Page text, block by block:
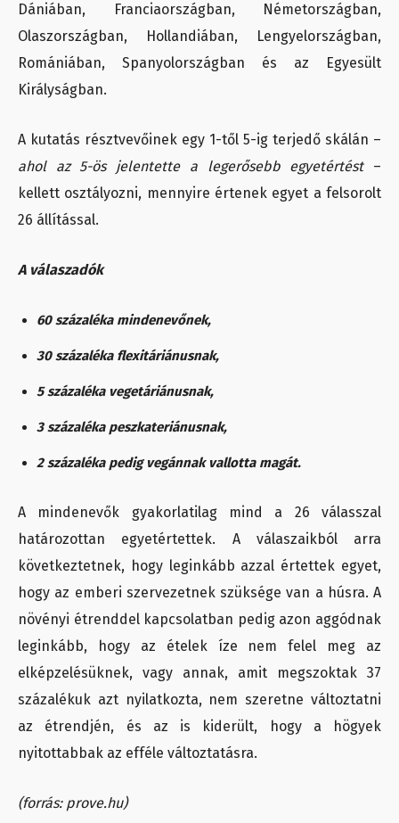
Dániában, Franciaországban, Németországban,
Olaszországban, Hollandiában, Lengyelországban,
Romániában, Spanyolországban és az Egyesült
Királyságban.
A kutatás résztvevőinek egy 1-től 5-ig terjedő skálán –
ahol az 5-ös jelentette a legerősebb egyetértést–
kellett osztályozni, mennyire értenek egyet a felsorolt
26 állítással.
A válaszadók
60 százaléka mindenevőnek,
30 százaléka flexitáriánusnak,
5 százaléka vegetáriánusnak,
3 százaléka peszkateriánusnak,
2 százaléka pedig vegánnak vallotta magát.
A mindenevők gyakorlatilag mind a 26 válasszal
határozottan egyetértettek. A válaszaikból arra
következtetnek, hogy leginkább azzal értettek egyet,
hogy az emberi szervezetnek szüksége van a húsra. A
növényi étrenddel kapcsolatban pedig azon aggódnak
leginkább, hogy az ételek íze nem felel meg az
elképzelésüknek, vagy annak, amit megszoktak 37
százalékuk azt nyilatkozta, nem szeretne változtatni
az étrendjén, és az is kiderült, hogy a högyek
nyitottabbak az efféle változtatásra.
(forrás: prove.hu)